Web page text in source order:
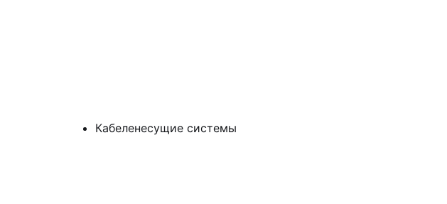
Кабеленесущие системы